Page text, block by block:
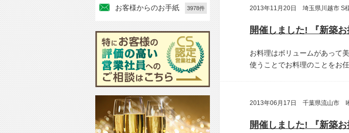
2013年11月20日 埼玉県川越市 S
お料理はボリュームがあって
使うことでお料理のことをお
2013年06月17日 千葉県流山市 I
お客様からのお手紙 3978件